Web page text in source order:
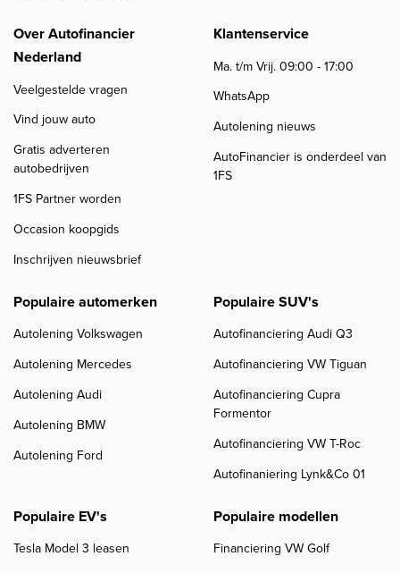
Over Autofinancier
Nederland
Veelgestelde vragen
Vind jouw auto
Gratis adverteren
autobedrijven
1FS Partner worden
Occasion koopgids
Inschrijven nieuwsbrief
Klantenservice
Ma. t/m Vrij. 09:00 - 17:00
WhatsApp
Autolening nieuws
AutoFinancier is onderdeel van
1FS
Populaire automerken
Autolening Volkswagen
Autolening Mercedes
Autolening Audi
Autolening BMW
Autolening Ford
Populaire SUV's
Autofinanciering Audi Q3
Autofinanciering VW Tiguan
Autofinanciering Cupra
Formentor
Autofinanciering VW T-Roc
Autofinaniering Lynk&Co 01
Populaire EV's
Tesla Model 3 leasen
Populaire modellen
Financiering VW Golf